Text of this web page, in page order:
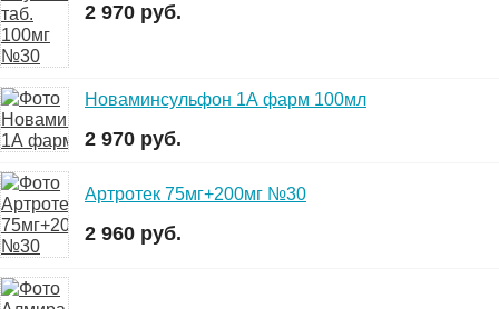
2 970 руб.
Новаминсульфон 1А фарм 100мл
2 970 руб.
Артротек 75мг+200мг №30
2 960 руб.